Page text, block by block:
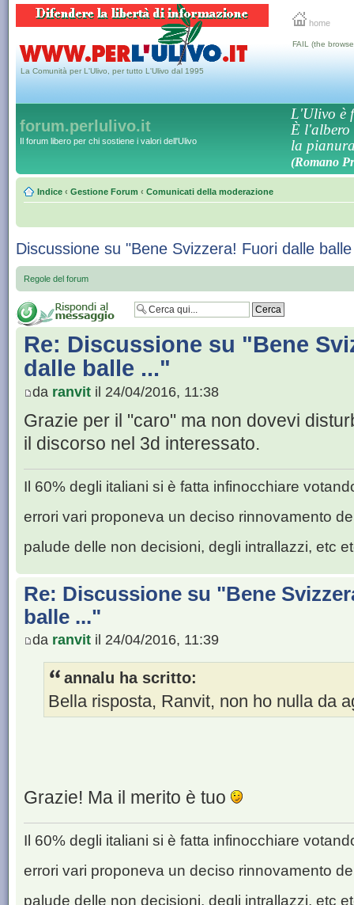
home
La Comunità per L'Ulivo, per tutto L'Ulivo dal 1995
FAIL (the
forum.perlulivo.it
Il forum libero per chi sostiene i valori dell'Ulivo
L'Ulivo è
È l'albero
la
(Romano
Indice ‹ Gestione Forum ‹ Comunicati della moderazione
Discussione su "Bene Svizzera! Fuori dalle
Regole del forum
Re: Discussione su "Bene
dalle balle ..."
da ranvit il 24/04/2016, 11:38
Grazie per il "caro" ma non dovevi
il discorso nel 3d interessato.
Il 60% degli italiani si è fatta infinocchiare
errori vari proponeva un deciso rinnovamento
palude delle non decisioni, degli intrallazzi, etc
Re: Discussione su "Bene
balle ..."
da ranvit il 24/04/2016, 11:39
annalu ha scritto:
Bella risposta, Ranvit, non ho nulla da
Grazie! Ma il merito è tuo
Il 60% degli italiani si è fatta infinocchiare
errori vari proponeva un deciso rinnovamento
palude delle non decisioni, degli intrallazzi, etc